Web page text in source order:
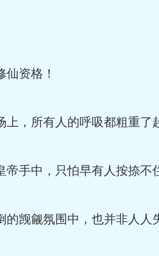
资格！
，所有人的呼吸都粗重了
手中，只怕早有人按捺不
觊觎氛围中，也并非人人